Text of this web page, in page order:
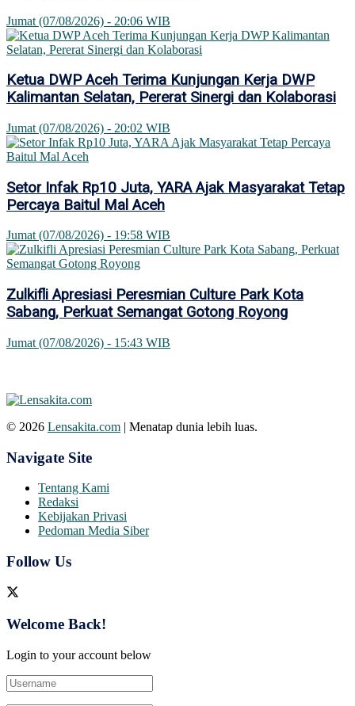
Jumat (07/08/2026) - 20:06 WIB
Ketua DWP Aceh Terima Kunjungan Kerja DWP
Kalimantan Selatan, Pererat Sinergi dan Kolaborasi
Jumat (07/08/2026) - 20:02 WIB
Setor Infak Rp10 Juta, YARA Ajak Masyarakat Tetap
Percaya Baitul Mal Aceh
Jumat (07/08/2026) - 19:58 WIB
Zulkifli Apresiasi Peresmian Culture Park Kota
Sabang, Perkuat Semangat Gotong Royong
Jumat (07/08/2026) - 15:43 WIB
© 2026 Lensakita.com | Menatap dunia lebih luas.
Navigate Site
Tentang Kami
Redaksi
Kebijakan Privasi
Pedoman Media Siber
Follow Us
Welcome Back!
Login to your account below